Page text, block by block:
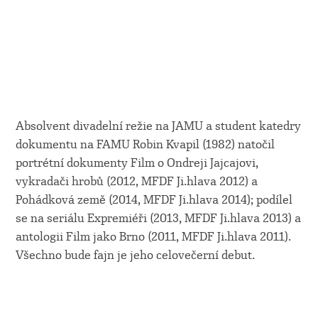
Absolvent divadelní režie na JAMU a student katedry
dokumentu na FAMU Robin Kvapil (1982) natočil
portrétní dokumenty Film o Ondreji Jajcajovi,
vykradači hrobů (2012, MFDF Ji.hlava 2012) a
Pohádková země (2014, MFDF Ji.hlava 2014); podílel
se na seriálu Expremiéři (2013, MFDF Ji.hlava 2013) a
antologii Film jako Brno (2011, MFDF Ji.hlava 2011).
Všechno bude fajn je jeho celovečerní debut.